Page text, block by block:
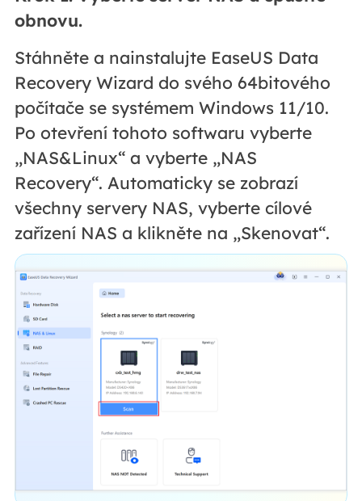
obnovu.
Stáhněte a nainstalujte EaseUS Data
Recovery Wizard do svého 64bitového
počítače se systémem Windows 11/10.
Po otevření tohoto softwaru vyberte
„NAS&Linux“ a vyberte „NAS
Recovery“. Automaticky se zobrazí
všechny servery NAS, vyberte cílové
zařízení NAS a klikněte na „Skenovat“.